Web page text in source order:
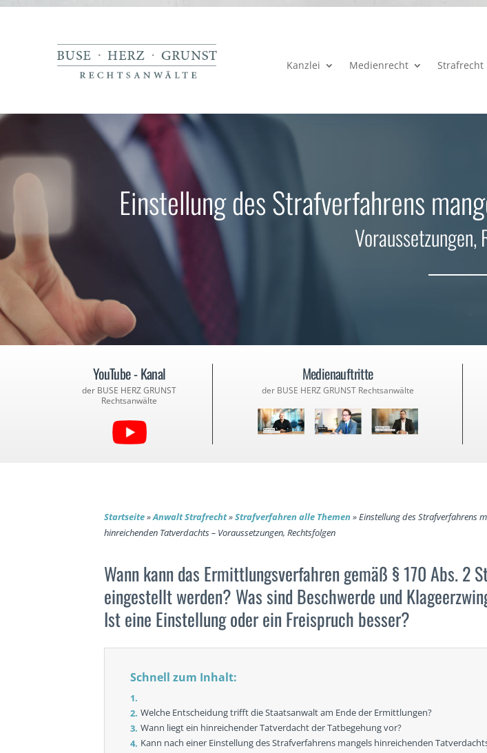
Kanzlei Medienrecht Strafrecht
Einstellung des Strafverfahrens
Voraussetzungen,
YouTube - Kanal
der BUSE HERZ GRUNST
Rechtsanwälte
Medienauftritte
der BUSE HERZ GRUNST Rechtsanwälte
Startseite»Anwalt Strafrecht»Strafverfahren alle Themen »Einstellung des Strafverfahrens
hinreichenden Tatverdachts – Voraussetzungen, Rechtsfolgen
Wann kann das Ermittlungsverfahren gemäß § 170 Abs. 2
eingestellt werden? Was sind Beschwerde und
Ist eine Einstellung oder ein Freispruch besser?
Schnell zum Inhalt:
Welche Entscheidung trifft die Staatsanwalt am Ende der Ermittlungen?
Wann liegt ein hinreichender Tatverdacht der Tatbegehung vor?
Kann nach einer Einstellung des Strafverfahrens mangels hinreichenden